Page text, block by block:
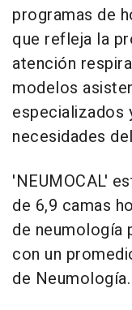
programas de
que refleja la
atención
modelos
especializados
necesidades
'NEUMOCAL'
de 6,9 camas
de neumología
con un
de Neumología.